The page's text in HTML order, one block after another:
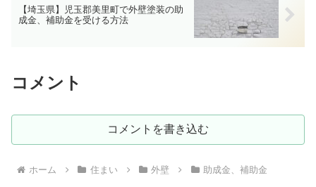
【埼玉県】児玉郡美里町で外壁塗装の助
成金、補助金を受ける方法
コメント
コメントを書き込む
ホーム 住まい 外壁 助成金、補助金